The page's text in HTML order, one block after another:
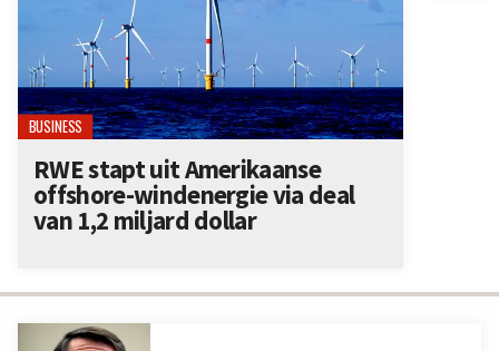
BUSINESS
RWE stapt uit Amerikaanse
offshore-windenergie via deal
van 1,2 miljard dollar